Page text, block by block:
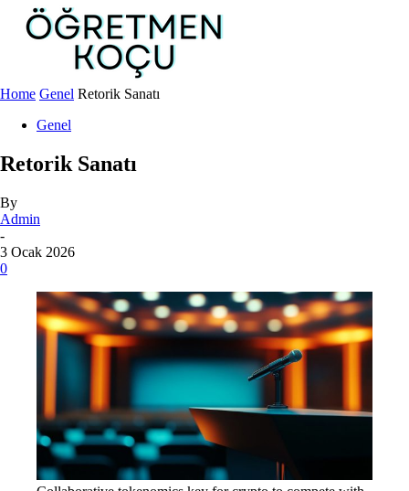
Home Genel Retorik Sanatı
Genel
Retorik Sanatı
By
Admin
-
3 Ocak 2026
0